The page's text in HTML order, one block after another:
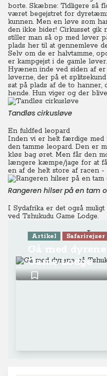
borte. Skæbne: Tidligere så
været begejstret for
kunnen. Men en løve som
den ikke bider! Cirkusset gik
stiller man så op med løver
plads her til at gennemleve
Selv om de er halvtamme,
er kampgejst i de gamle løver.
Hyænen inde ved siden af
løverne, der på et
sat på plads af de to
hende. Hun viger og der
Tandløs cirkusløve
En fuldfed leopard
Inden vi er helt færdige med
den tamme leopard. Den er
kløs bag øret. Men får den
længere kæmpe/jage for at få
en af de helt store af racen -
Rangeren hilser på en tam
I Sydafrika er det også
ved Tshukudu Game Lodge.
Artikel Safarirejser
Game Lodge